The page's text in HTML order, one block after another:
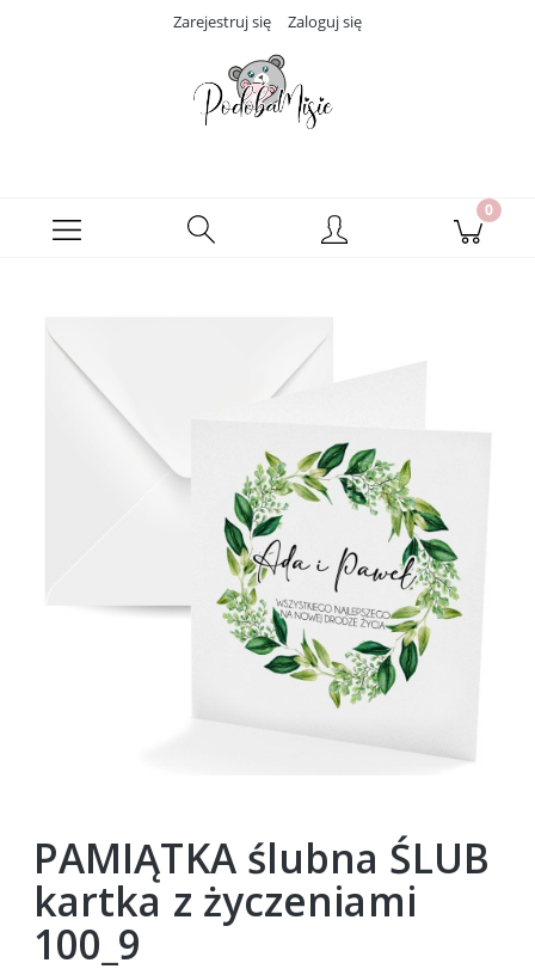
Zarejestruj się Zaloguj się
PAMIĄTKA ślubna ŚLUB
kartka z życzeniami
100_9